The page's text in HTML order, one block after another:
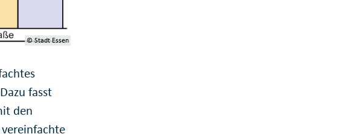
© Stadt Essen
fasst
den